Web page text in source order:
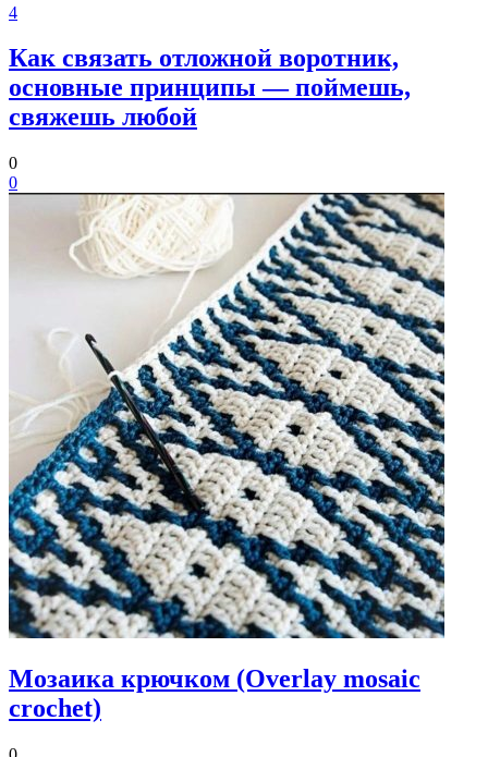
4
Как связать отложной воротник,
основные принципы — поймешь,
свяжешь любой
0
0
Мозаика крючком (Overlay mosaic
crochet)